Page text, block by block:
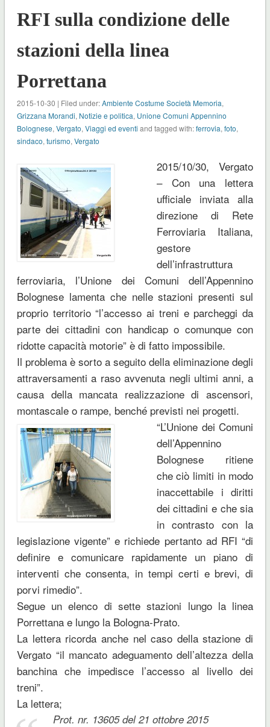
RFI sulla condizione delle
stazioni della linea
Porrettana
2015-10-30 | Filed under:Ambiente Costume Società Memoria,
Grizzana Morandi, Notizie e politica, Unione Comuni Appennino
Bolognese, Vergato, Viaggi ed eventi and tagged with:ferrovia, foto,
sindaco, turismo, Vergato
2015/10/30, Vergato
– Con una lettera
ufficiale inviata alla
direzione di Rete
Ferroviaria Italiana,
gestore
dell’infrastruttura
ferroviaria, l’Unione dei Comuni dell’Appennino
Bolognese lamenta che nelle stazioni presenti sul
proprio territorio “l’accesso ai treni e parcheggi da
parte dei cittadini con handicap o comunque con
ridotte capacità motorie” è di fatto impossibile.
Il problema è sorto a seguito della eliminazione degli
attraversamenti a raso avvenuta negli ultimi anni, a
causa della mancata realizzazione di ascensori,
montascale o rampe, benché previsti nei progetti.
“L’Unione dei Comuni
dell’Appennino
Bolognese ritiene
che ciò limiti in modo
inaccettabile i diritti
dei cittadini e che sia
in contrasto con la
legislazione vigente” e richiede pertanto ad RFI “di
definire e comunicare rapidamente un piano di
interventi che consenta, in tempi certi e brevi, di
porvi rimedio”.
Segue un elenco di sette stazioni lungo la linea
Porrettana e lungo la Bologna-Prato.
La lettera ricorda anche nel caso della stazione di
Vergato “il mancato adeguamento dell’altezza della
banchina che impedisce l’accesso al livello dei
treni”.
La lettera;
Prot. nr. 13605 del 21 ottobre 2015